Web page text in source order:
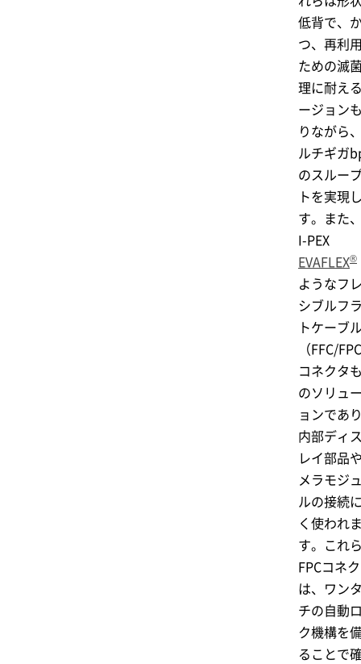
低背で、
つ、再利
ための滅
理に耐え
ージョン
りながら
ルチギガ
のスルー
トを実現
す。また
I-PEX
EVAFLEX®
ようなフ
シブルフ
トケーブ
（FFC/
コネクタ
のソリュ
ョンであ
内部ディ
レイ部品
メラモジ
ルの接続
く使われ
す。これ
FPCコネ
は、ワン
チの自動
ク機構を
ることで